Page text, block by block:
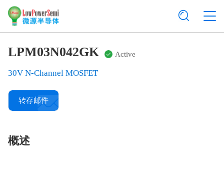
LPM03N042GK Active
30V N-Channel MOSFET
转存邮件
概述